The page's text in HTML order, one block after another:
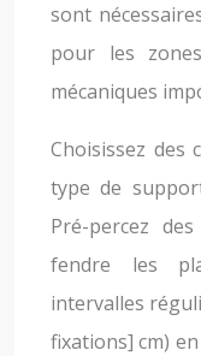
sont
pour les
mécaniques
Choisissez des
type de
Pré-percez
fendre les
intervalles
fixations] cm)